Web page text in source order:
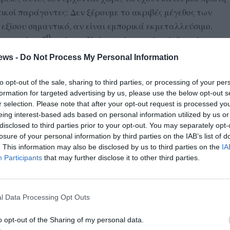
- Do Not Process My Personal Information
opt-out of the sale, sharing to third parties, or processing of your
for targeted advertising by us, please use the below opt-out
selection. Please note that after your opt-out request is processed
interest-based ads based on personal information utilized by us
to third parties prior to your opt-out. You may separately
of your personal information by third parties on the IAB’s list of
This information may also be disclosed by us to third parties on the
Participants that may further disclose it to other third parties.
Data Processing Opt Outs
opt-out of the Sharing of my personal data.
παράγοντες: Δεν ξέρουμε το ακριβές μέγεθος των
σημαντικό, αν είναι εμπορικά εκμεταλλεύσιμο.
από το 5οαιώνα π.Χ. ότι υπάρχει κάτι, ήρθε η ώρα να
στην παραχώρηση δικαιώματος έρευνας και
περιοχές νοτίως της Πελοποννήσου («Α2» και
περιοχές νοτίως της Κρήτης («Νότια της Κρήτης 1»
Balkans Exploration B.V.» για θαλάσσια περιοχή
περιοχές νοτίως της Κρήτης, καθώς και η εταιρεία
Member S.A.» για τη θαλάσσια περιοχή «Α2» νοτίως
αναφέρθηκε στο τι θα πληρώσουν Chevron και HelleniQ